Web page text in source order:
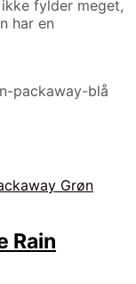
fylder meget,
har en
packaway-blå
Rain